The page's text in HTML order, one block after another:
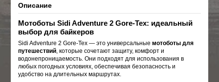
Описание
Мотоботы Sidi Adventure 2 Gore-Tex: идеальный
выбор для байкеров
Sidi Adventure 2 Gore-Tex — это универсальныемотоботы для
путешествий, которые сочетают защиту, комфорт и
водонепроницаемость. Они подходят для использования в
любых погодных условиях, обеспечивая безопасность и
удобство на длительных маршрутах.